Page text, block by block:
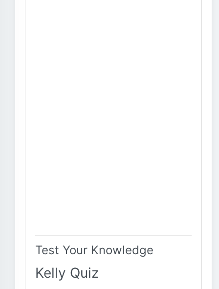
Test Your Knowledge
Kelly Quiz